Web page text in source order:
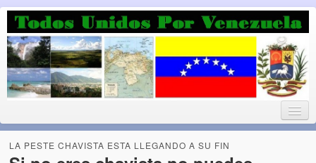
Luchando por la Democracia
Fuera el chavismo, la peor peste que le ha caido a esta tierra
LA PESTE CHAVISTA ESTA LLEGANDO A SU FIN